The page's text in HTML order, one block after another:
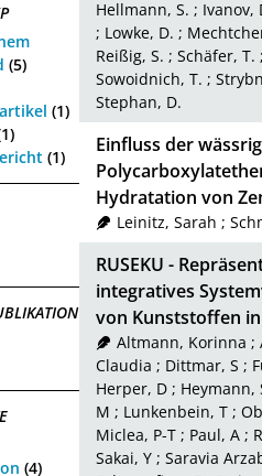
(5)
(1)
(1)
(4)
Hellmann, S. ; Ivanov,
; Lowke, D. ;
Reißig, S. ; Schäfer, T.
Sowoidnich, T. ;
Stephan, D.
Einfluss der
Hydratation von
Leinitz, Sarah ;
RUSEKU -
integratives
von Kunststoffen
Altmann, Korinna ;
Claudia ; Dittmar, S ;
Herper, D ; Heymann,
M ; Lunkenbein, T ;
Miclea, P-T ; Paul, A ;
Sakai, Y ; Saravia